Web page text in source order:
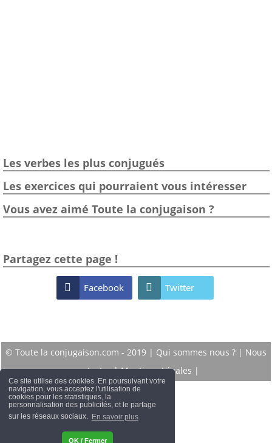
Ce site utilise des cookies. En poursuivant votre
navigation, vous acceptez l'utilisation de
cookies pour les statistiques, la
personnalisation des publicités, et le partage
sur les réseaux sociaux. En savoir plus
OK / Fermer
Les verbes les plus conjugués
Les exercices qui pourraient vous intéresser
Vous avez aimé Toute la conjugaison ?
Partagez cette page !
 Facebook  Twitter
© Toute la conjugaison.com - 2019 | Qui sommes nous ? | Nous
contacter|Mentions Légales |